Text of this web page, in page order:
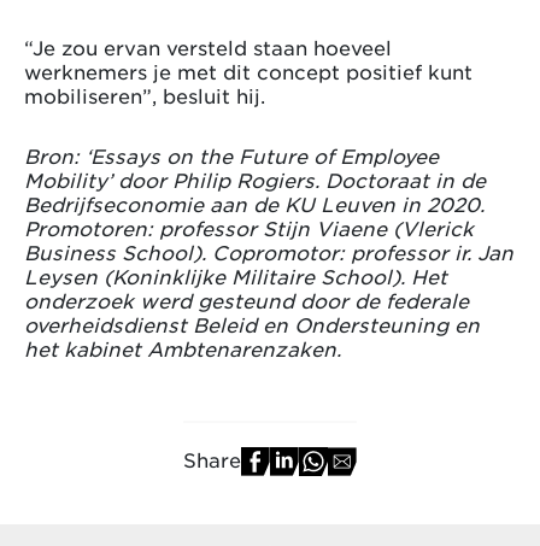
“Je zou ervan versteld staan hoeveel
werknemers je met dit concept positief kunt
mobiliseren”, besluit hij.
Bron: ‘Essays on the Future of Employee
Mobility’ door Philip Rogiers. Doctoraat in de
Bedrijfseconomie aan de KU Leuven in 2020.
Promotoren: professor Stijn Viaene (Vlerick
Business School). Copromotor: professor ir. Jan
Leysen (Koninklijke Militaire School). Het
onderzoek werd gesteund door de federale
overheidsdienst Beleid en Ondersteuning en
het kabinet Ambtenarenzaken.
Share